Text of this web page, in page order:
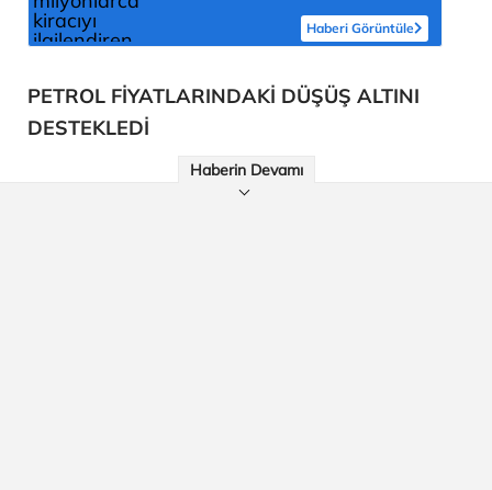
Haberi Görüntüle
PETROL FİYATLARINDAKİ DÜŞÜŞ ALTINI
DESTEKLEDİ
Haberin Devamı